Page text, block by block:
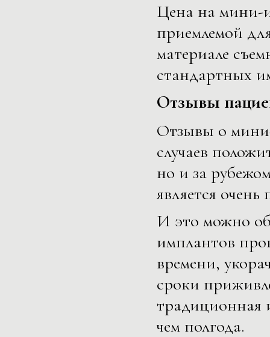
Цена на мини-
приемлемой
материале
стандартных
Отзывы
Отзывы о
случаев
но и за
является
И это можно
имплантов
времени,
сроки
традиционная
чем полгода.